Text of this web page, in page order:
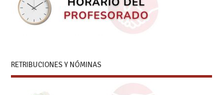
RETRIBUCIONES Y NÓMINAS